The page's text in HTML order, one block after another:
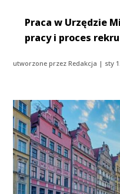
Praca w Urzędzie
pracy i proces
utworzone przezRedakcja | sty